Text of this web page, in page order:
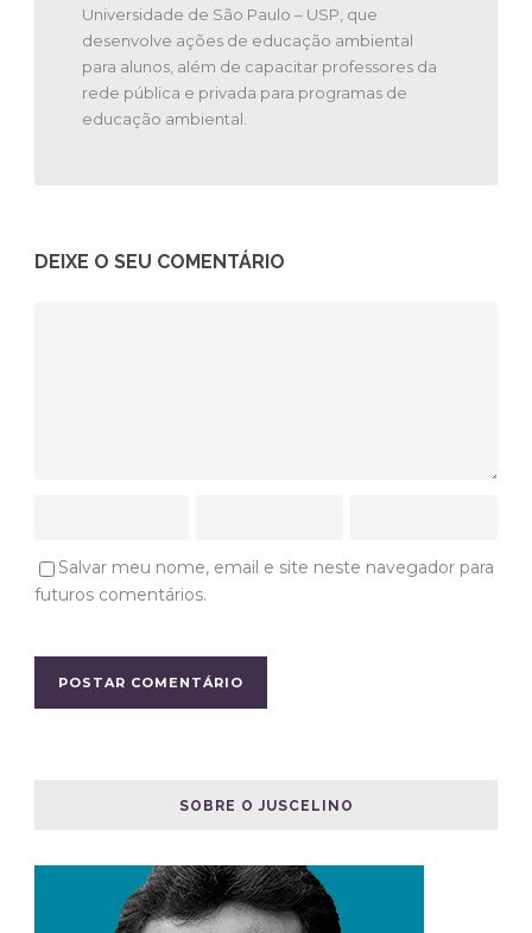
Universidade de São Paulo – USP, que
desenvolve ações de educação ambiental
para alunos, além de capacitar professores da
rede pública e privada para programas de
educação ambiental.
DEIXE O SEU COMENTÁRIO
Salvar meu nome, email e site neste navegador para
futuros comentários.
SOBRE O JUSCELINO